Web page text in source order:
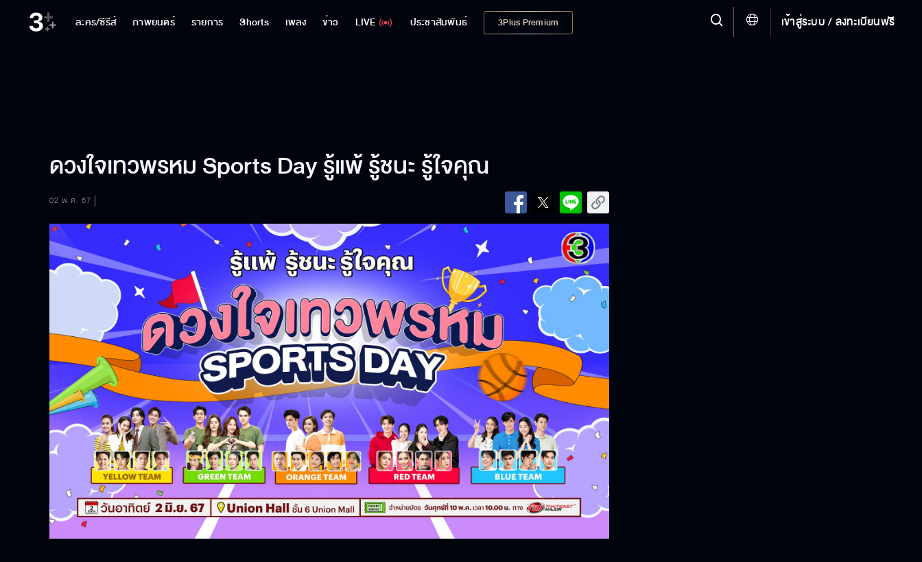
ละคร/ซีรีส์ ภาพยนตร์ รายการ Shorts เพลง ข่าว LIVE ประชาสัมพันธ์ 3Plus Premium เข้าสู่ระบบ / ลงทะเบียนฟรี
ดวงใจเทวพรหม Sports Day รู้แพ้ รู้ชนะ รู้ใจคุณ
02 พ.ค. 67